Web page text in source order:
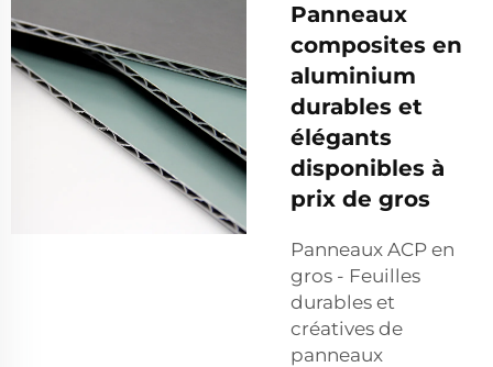
Panneaux
composites en
aluminium
durables et
élégants
disponibles à
prix de gros
Panneaux ACP en
gros - Feuilles
durables et
créatives de
panneaux